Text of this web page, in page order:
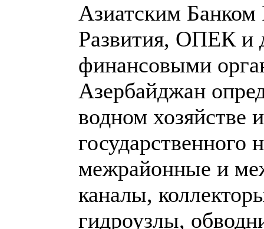
Азиатским
Развития, ОПЕК и
финансовыми
Азербайджан
водном хозяйстве
государственного
межрайонные и
каналы,
гидроузлы,